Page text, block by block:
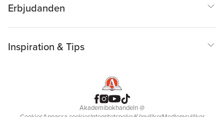
Erbjudanden
Inspiration & Tips
Akademibokhandeln@
CookiesAnpassa cookiesIntegritetspolicyKöpvillkorMedlemsvillkor